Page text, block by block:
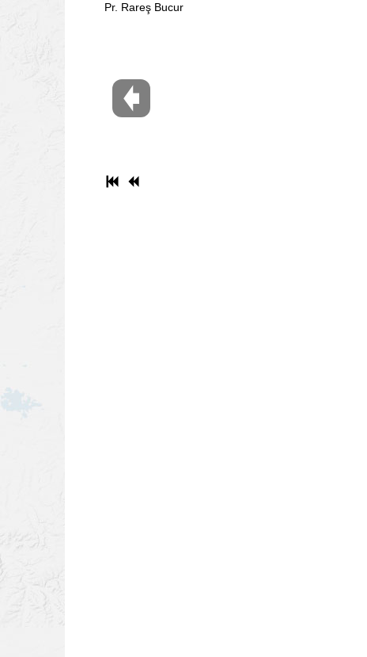
Pr. Rareş Bucur